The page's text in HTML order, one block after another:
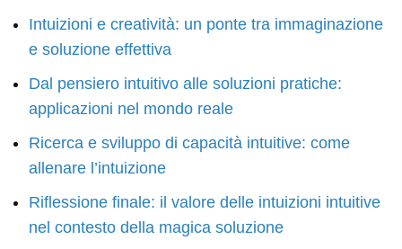
Intuizioni e creatività: un ponte tra immaginazione
e soluzione effettiva
Dal pensiero intuitivo alle soluzioni pratiche:
applicazioni nel mondo reale
Ricerca e sviluppo di capacità intuitive: come
allenare l’intuizione
Riflessione finale: il valore delle intuizioni intuitive
nel contesto della magica soluzione